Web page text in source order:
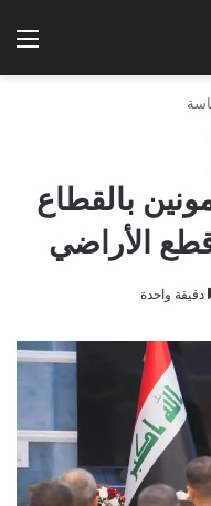
بالقطاع
الأراضي
دقيقة واحدة